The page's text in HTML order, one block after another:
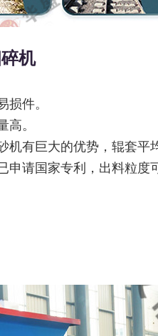
机
损件。
高。
机有巨大的优势，辊套平
申请国家专利，出料粒